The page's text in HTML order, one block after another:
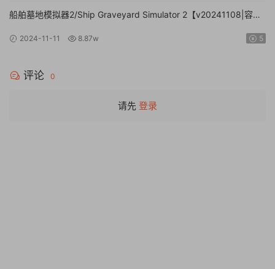
船舶墓地模拟器2/Ship Graveyard Simulator 2【v20241108|容量
2024-11-11 8.87w 5
评论 0
请先 登录